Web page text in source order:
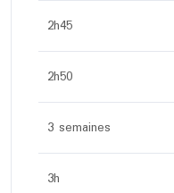
2h45
2h50
3 semaines
3h